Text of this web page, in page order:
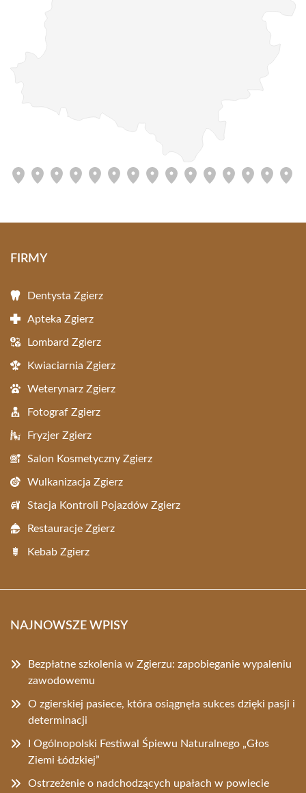
FIRMY
Dentysta Zgierz
Apteka Zgierz
Lombard Zgierz
Kwiaciarnia Zgierz
Weterynarz Zgierz
Fotograf Zgierz
Fryzjer Zgierz
Salon Kosmetyczny Zgierz
Wulkanizacja Zgierz
Stacja Kontroli Pojazdów Zgierz
Restauracje Zgierz
Kebab Zgierz
NAJNOWSZE WPISY
Bezpłatne szkolenia w Zgierzu: zapobieganie wypaleniu
zawodowemu
O zgierskiej pasiece, która osiągnęła sukces dzięki pasji i
determinacji
I Ogólnopolski Festiwal Śpiewu Naturalnego „Głos
Ziemi Łódzkiej”
Ostrzeżenie o nadchodzących upałach w powiecie